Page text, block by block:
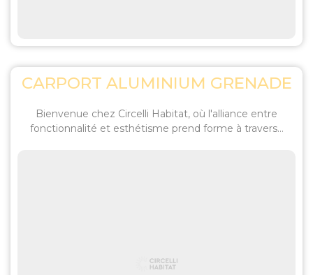
CARPORT ALUMINIUM GRENADE
Bienvenue chez Circelli Habitat, où l'alliance entre
fonctionnalité et esthétisme prend forme à travers...